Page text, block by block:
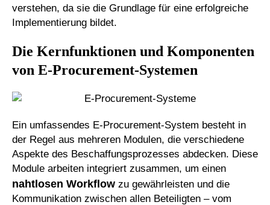
verstehen, da sie die Grundlage für eine erfolgreiche
Implementierung bildet.
Die Kernfunktionen und Komponenten
von E-Procurement-Systemen
Ein umfassendes E-Procurement-System besteht in
der Regel aus mehreren Modulen, die verschiedene
Aspekte des Beschaffungsprozesses abdecken. Diese
Module arbeiten integriert zusammen, um einen
nahtlosen Workflow zu gewährleisten und die
Kommunikation zwischen allen Beteiligten – vom